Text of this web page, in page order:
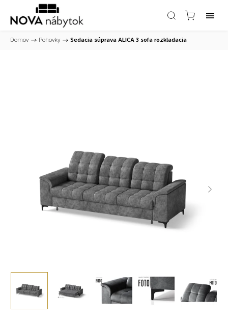
Domov / Pohovky / Sedacia súprava ALICA 3 sofa rozkladacia